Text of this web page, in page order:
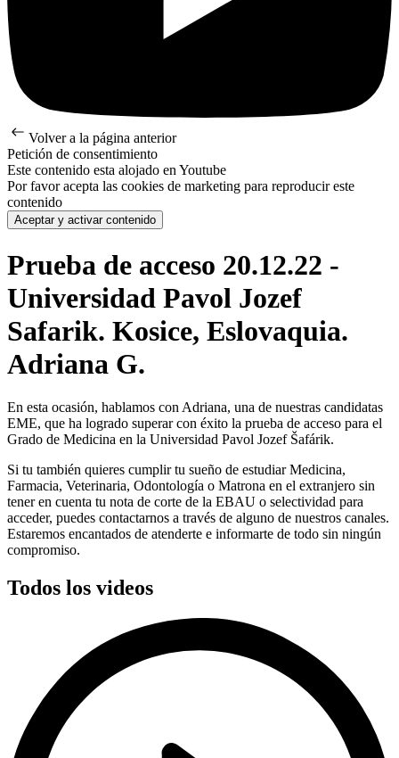
Volver a la página anterior
Petición de consentimiento
Este contenido esta alojado en Youtube
Por favor acepta las cookies de marketing para reproducir este
contenido
Aceptar y activar contenido
Prueba de acceso 20.12.22 -
Universidad Pavol Jozef
Safarik. Kosice, Eslovaquia.
Adriana G.
En esta ocasión, hablamos con Adriana, una de nuestras candidatas
EME, que ha logrado superar con éxito la prueba de acceso para el
Grado de Medicina en la Universidad Pavol Jozef Šafárik.
Si tu también quieres cumplir tu sueño de estudiar Medicina,
Farmacia, Veterinaria, Odontología o Matrona en el extranjero sin
tener en cuenta tu nota de corte de la EBAU o selectividad para
acceder, puedes contactarnos a través de alguno de nuestros canales.
Estaremos encantados de atenderte e informarte de todo sin ningún
compromiso.
Todos los videos